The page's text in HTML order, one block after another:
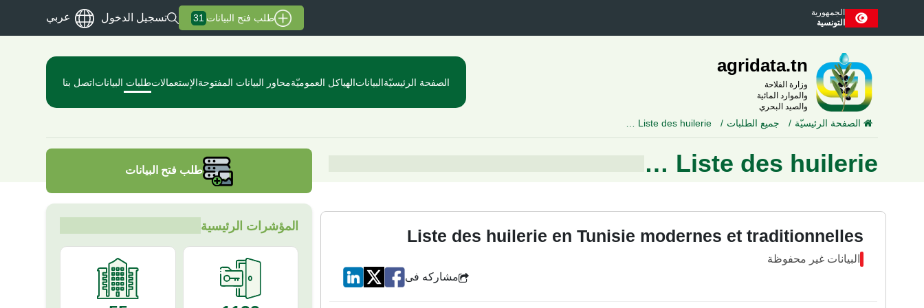
الجمهورية
التونسية
طلب فتح البيانات 31 تسجيل الدخول عربي
agridata.tn
وزارة الفلاحة
والموارد المائية
والصيد البحري
الصفحة الرئيسيّةالبياناتالهياكل العموميّةمحاور البيانات المفتوحةالإستعمالاتطلبات البياناتاتصل بنا
الصفحة الرئيسيّة جميع الطلبات Liste des huilerie …
Liste des huilerie …
Liste des huilerie en Tunisie modernes et traditionnelles
البيانات غير محفوظة
مشاركه فى
طلب فتح البيانات
المؤشرات الرئيسية